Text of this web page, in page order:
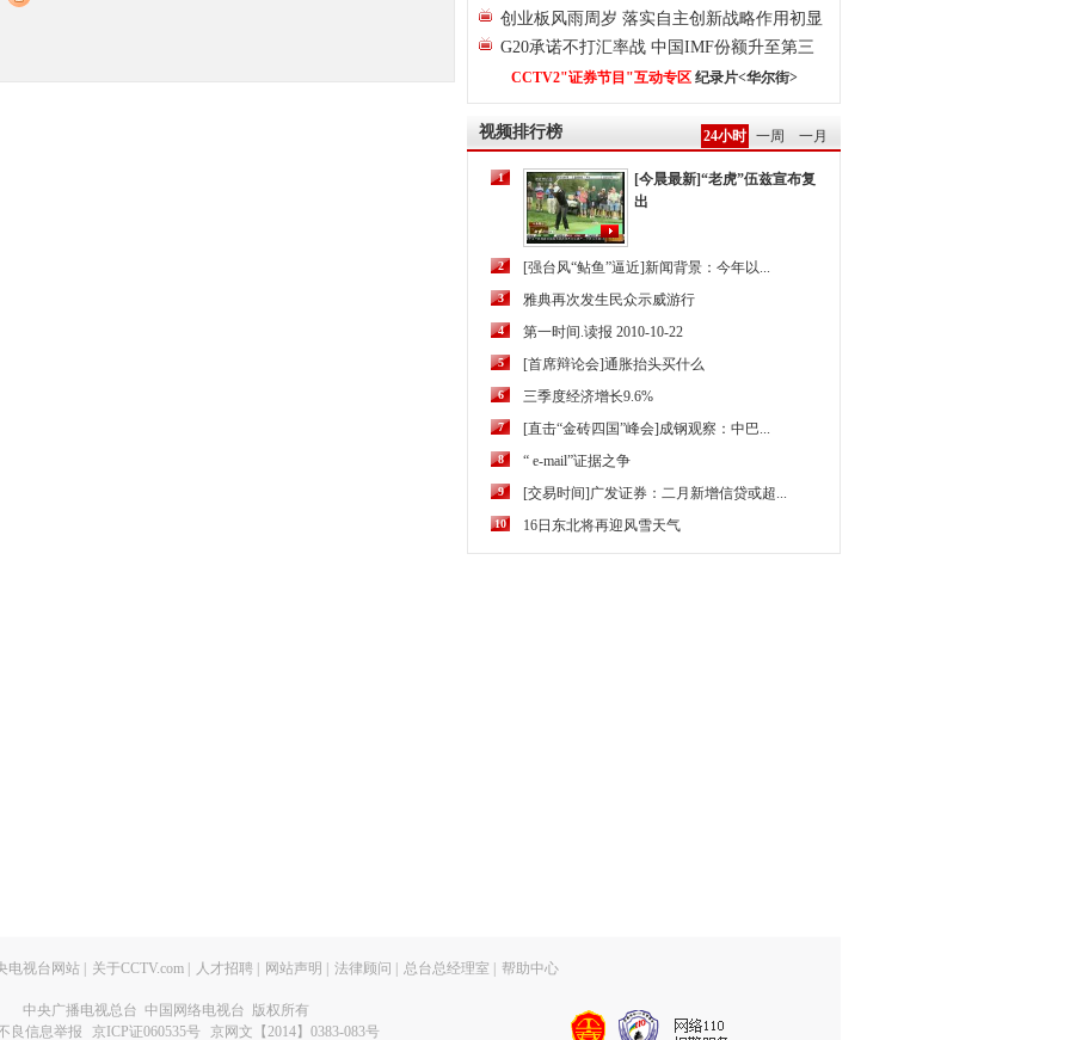
创业板风雨周岁 落实自主创新战略作用初显
G20承诺不打汇率战 中国IMF份额升至第三
CCTV2"证券节目"互动专区 纪录片<华尔街>
视频排行榜 24小时 一周 一月
1
[今晨最新]“老虎”伍兹宣布复
出
2 [强台风“鲇鱼”逼近]新闻背景：今年以...
3 雅典再次发生民众示威游行
4 第一时间.读报 2010-10-22
5 [首席辩论会]通胀抬头买什么
6 三季度经济增长9.6%
7 [直击“金砖四国”峰会]成钢观察：中巴...
8 “ e-mail”证据之争
9 [交易时间]广发证券：二月新增信贷或超...
10 16日东北将再迎风雪天气
电视台网站 关于CCTV.com 人才招聘 网站声明 法律顾问 总台总经理室 帮助中心
中央广播电视总台 中国网络电视台 版权所有
良信息举报
京ICP证060535号 京网文【2014】0383-083号